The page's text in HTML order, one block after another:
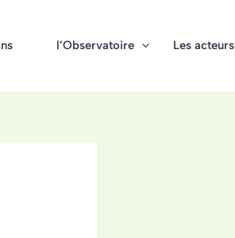
l’Observatoire Les acteurs